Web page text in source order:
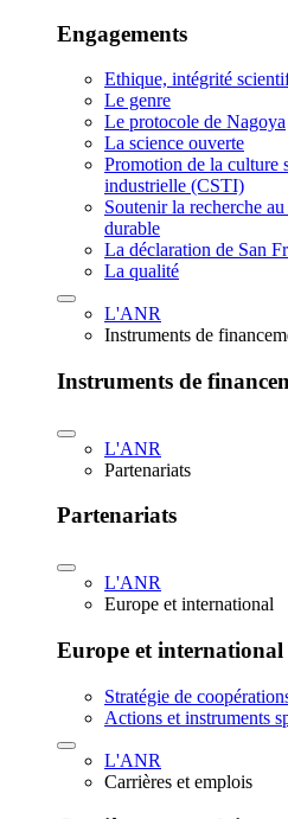
Engagements
Ethique, intégrité
Le genre
Le protocole de Nagoya
La science ouverte
Promotion de la culture
industrielle (CSTI)
Soutenir la recherche
durable
La déclaration de San
La qualité
L'ANR
Instruments de
Instruments de
L'ANR
Partenariats
Partenariats
L'ANR
Europe et international
Europe et international
Stratégie de
Actions et instruments
L'ANR
Carrières et emplois